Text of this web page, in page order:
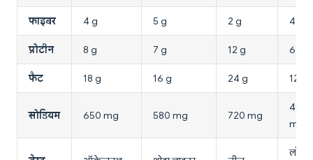
फाइबर 4 g 5 g 2 g 4 g
प्रोटीन 8 g 7 g 12 g 6 g
फैट 18 g 16 g 24 g 12 g
सोडियम 650 mg 580 mg 720 mg
450
mg
लोअर